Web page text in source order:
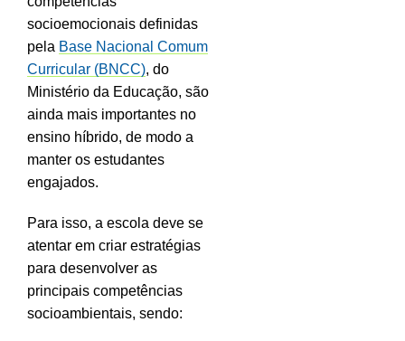
socioemocionais definidas
pela Base Nacional Comum
Curricular (BNCC), do
Ministério da Educação, são
ainda mais importantes no
ensino híbrido, de modo a
manter os estudantes
engajados.
Para isso, a escola deve se
atentar em criar estratégias
para desenvolver as
principais competências
socioambientais, sendo: